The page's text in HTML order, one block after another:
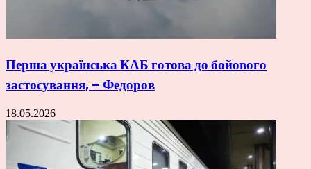
Перша українська КАБ готова до бойового
застосування, – Федоров
18.05.2026